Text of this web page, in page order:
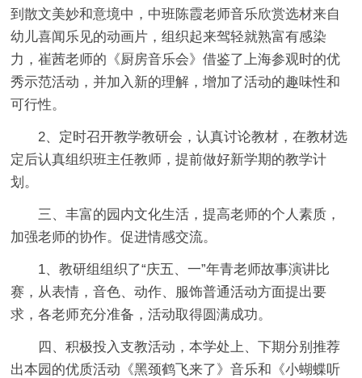
到散文美妙和意境中，中班陈霞老师音乐欣赏选材来自
幼儿喜闻乐见的动画片，组织起来驾轻就熟富有感染
力，崔茜老师的《厨房音乐会》借鉴了上海参观时的优
秀示范活动，并加入新的理解，增加了活动的趣味性和
可行性。
2、定时召开教学教研会，认真讨论教材，在教材选
定后认真组织班主任教师，提前做好新学期的教学计
划。
三、丰富的园内文化生活，提高老师的个人素质，
加强老师的协作。促进情感交流。
1、教研组组织了“庆五、一”年青老师故事演讲比
赛，从表情，音色、动作、服饰普通活动方面提出要
求，各老师充分准备，活动取得圆满成功。
四、积极投入支教活动，本学处上、下期分别推荐
出本园的优质活动《黑颈鹤飞来了》音乐和《小蝴蝶听